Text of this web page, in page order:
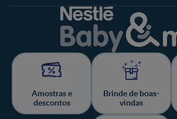
Amostras e
descontos
Brinde de boas-
vindas